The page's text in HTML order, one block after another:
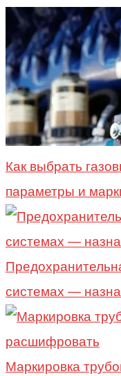
Как выбрать
параметры и
системах —
Маркировка